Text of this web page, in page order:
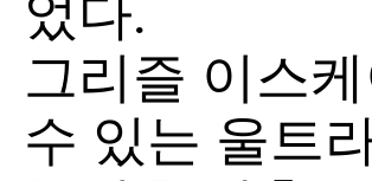
었다.
그리즐 이스
수 있는 울트